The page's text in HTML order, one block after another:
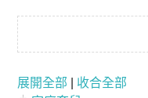
展開全部
收合全部